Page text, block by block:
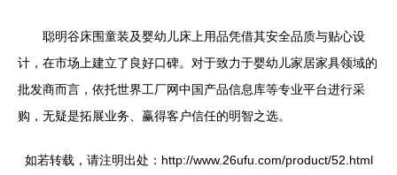
聪明谷床围童装及婴幼儿床上用品凭借其安全品质与贴心设
计，在市场上建立了良好口碑。对于致力于婴幼儿家居家具领域的
批发商而言，依托世界工厂网中国产品信息库等专业平台进行采
购，无疑是拓展业务、赢得客户信任的明智之选。
如若转载，请注明出处：http://www.26ufu.com/product/52.html